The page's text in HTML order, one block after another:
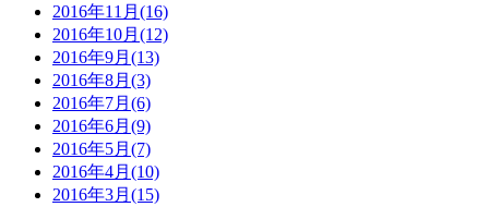
2016年11月(16)
2016年10月(12)
2016年9月(13)
2016年8月(3)
2016年7月(6)
2016年6月(9)
2016年5月(7)
2016年4月(10)
2016年3月(15)